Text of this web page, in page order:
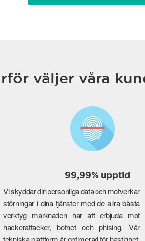
väljer våra
99,99% upptid
Vi skyddar din personliga data och motverkar
störningar i dina tjänster med de allra bästa
verktyg marknaden har att erbjuda mot
hackerattacker, botnet och phising. Vår
tekniska plattform är optimerad för hastighet,